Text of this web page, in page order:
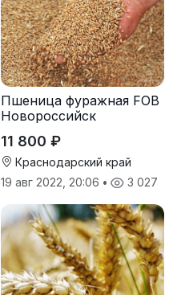
Пшеница фуражная FOB
Новороссийск
11 800 ₽
Краснодарский край
19 авг 2022, 20:06 • 3 027